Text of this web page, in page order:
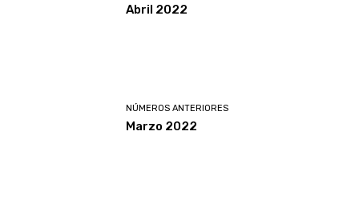
Abril 2022
NÚMEROS ANTERIORES
Marzo 2022